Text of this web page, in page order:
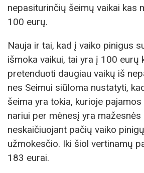
nepasiturinčių šeimų vaikai kas
100 eurų.
Nauja ir tai, kad į vaiko pinigus
išmoka vaikui, tai yra į 100 eurų
pretenduoti daugiau vaikų iš
nes Seimui siūloma nustatyti,
šeima yra tokia, kurioje
nariui per mėnesį yra mažesnės
neskaičiuojant pačių vaiko
užmokesčio. Iki šiol vertinamų
183 eurai.